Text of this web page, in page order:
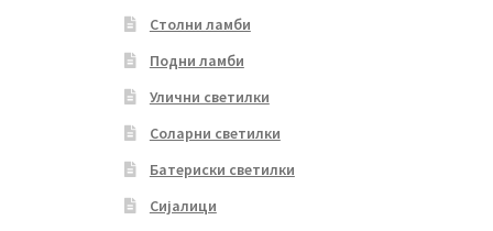
Столни ламби
Подни ламби
Улични светилки
Соларни светилки
Батериски светилки
Сијалици